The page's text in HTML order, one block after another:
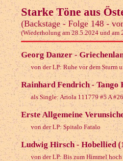
Starke Töne aus
(Backstage - Folge 148 -
(Wiederholung am 28.5.2024 und am
Georg Danzer -
von der LP: Ruhe vor dem Sturm
Rainhard Fendrich -
als Single: Ariola 111779 #5 A
Erste Allgemeine
von der LP: Spitalo Fatalo
Ludwig Hirsch - Hobellied
von der LP: Bis zum Himmel hoch